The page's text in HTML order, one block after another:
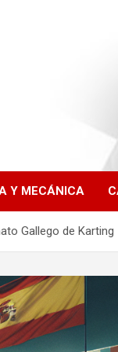
Y MECÁNICA
Gallego de Karting